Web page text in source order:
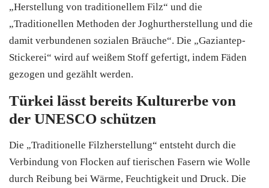
„Herstellung von traditionellem Filz“ und die
„Traditionellen Methoden der Joghurtherstellung und die
damit verbundenen sozialen Bräuche“. Die „Gaziantep-
Stickerei“ wird auf weißem Stoff gefertigt, indem Fäden
gezogen und gezählt werden.
Türkei lässt bereits Kulturerbe von
der UNESCO schützen
Die „Traditionelle Filzherstellung“ entsteht durch die
Verbindung von Flocken auf tierischen Fasern wie Wolle
durch Reibung bei Wärme, Feuchtigkeit und Druck. Die